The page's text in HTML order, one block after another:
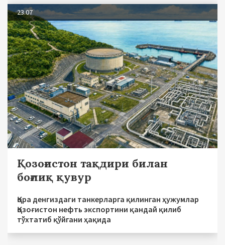
23.07
Қозоғистон тақдири билан
боғлиқ қувур
Қора денгиздаги танкерларга қилинган ҳужумлар
Қозоғистон нефть экспортини қандай қилиб
тўхтатиб қўйгани ҳақида